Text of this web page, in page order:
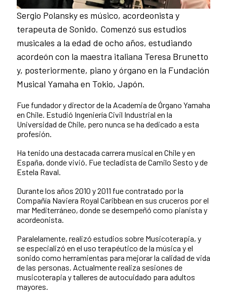
Sergio Polansky es músico, acordeonista y
terapeuta de Sonido. Comenzó sus estudios
musicales a la edad de ocho años, estudiando
acordeón con la maestra italiana Teresa Brunetto
y, posteriormente, piano y órgano en la Fundación
Musical Yamaha en Tokio, Japón.
Fue fundador y director de la Academia de Órgano Yamaha
en Chile. Estudió Ingeniería Civil Industrial en la
Universidad de Chile, pero nunca se ha dedicado a esta
profesión.
Ha tenido una destacada carrera musical en Chile y en
España, donde vivió. Fue tecladista de Camilo Sesto y de
Estela Raval.
Durante los años 2010 y 2011 fue contratado por la
Compañía Naviera Royal Caribbean en sus cruceros por el
mar Mediterráneo, donde se desempeñó como pianista y
acordeonista.
Paralelamente, realizó estudios sobre Musicoterapia, y
se especializó en el uso terapéutico de la música y el
sonido como herramientas para mejorar la calidad de vida
de las personas. Actualmente realiza sesiones de
musicoterapia y talleres de autocuidado para adultos
mayores.